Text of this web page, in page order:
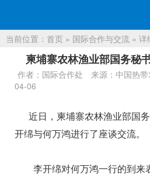
当前位置： 首页 » 国际合作与交流 » 详
柬埔寨农林渔业部国务秘
作者：国际合作处 来源：中国热
04-06
近日，柬埔寨农林渔业部国务
开绵与何万鸿进行了座谈交流。
李开绵对何万鸿一行的到来表